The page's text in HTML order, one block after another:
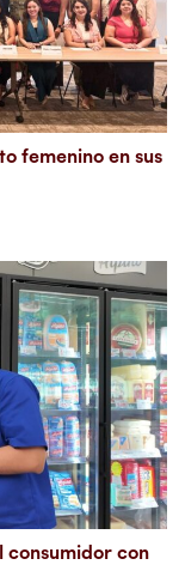
femenino en sus
consumidor con